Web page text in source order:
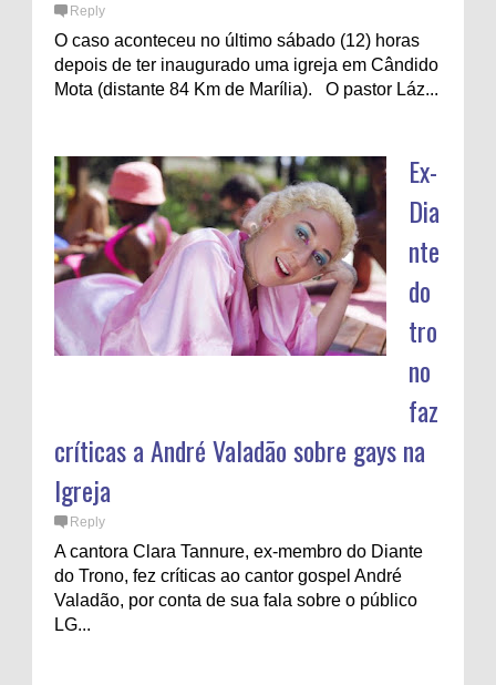
Reply
O caso aconteceu no último sábado (12) horas
depois de ter inaugurado uma igreja em Cândido
Mota (distante 84 Km de Marília). O pastor Láz...
Ex-
Dia
nte
do
tro
no
faz
críticas a André Valadão sobre gays na
Igreja
Reply
A cantora Clara Tannure, ex-membro do Diante
do Trono, fez críticas ao cantor gospel André
Valadão, por conta de sua fala sobre o público
LG...